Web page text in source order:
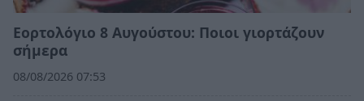
Εορτολόγιο 8 Αυγούστου: Ποιοι γιορτάζουν
σήμερα
08/08/2026 07:53